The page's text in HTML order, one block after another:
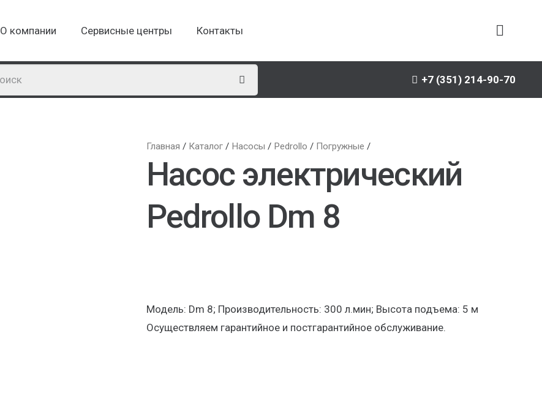
О компании Сервисные центры Контакты
+7 (351) 214-90-70
Главная / Каталог/ Насосы / Pedrollo / Погружные /
Насос электрический
Pedrollo Dm 8
Модель: Dm 8; Производительность: 300 л.мин; Высота подъема: 5 м
Осуществляем гарантийное и постгарантийное обслуживание.